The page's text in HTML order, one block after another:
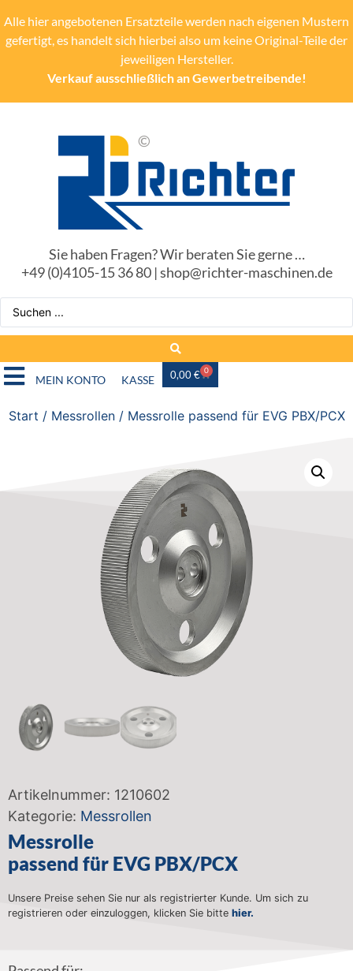
Alle hier angebotenen Ersatzteile werden nach eigenen Mustern
gefertigt, es handelt sich hierbei also um keine Original-Teile der
jeweiligen Hersteller.
Verkauf ausschließlich an Gewerbetreibende!
Sie haben Fragen? Wir beraten Sie gerne …
+49 (0)4105-15 36 80 | shop@richter-maschinen.de
MEIN KONTO KASSE 0,00€ 0
Start / Messrollen / Messrolle passend für EVG PBX/PCX
Artikelnummer: 1210602
Kategorie: Messrollen
Messrolle
passend für EVG PBX/PCX
Unsere Preise sehen Sie nur als registrierter Kunde. Um sich zu
registrieren oder einzuloggen, klicken Sie bitte hier.